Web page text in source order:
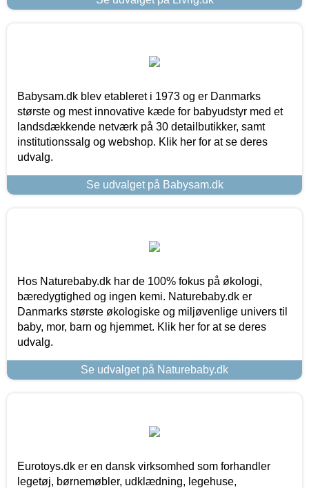
Babysam.dk blev etableret i 1973 og er Danmarks
største og mest innovative kæde for babyudstyr med et
landsdækkende netværk på 30 detailbutikker, samt
institutionssalg og webshop. Klik her for at se deres
udvalg.
Se udvalget på Babysam.dk
Hos Naturebaby.dk har de 100% fokus på økologi,
bæredygtighed og ingen kemi. Naturebaby.dk er
Danmarks største økologiske og miljøvenlige univers til
baby, mor, barn og hjemmet. Klik her for at se deres
udvalg.
Se udvalget på Naturebaby.dk
Eurotoys.dk er en dansk virksomhed som forhandler
legetøj, børnemøbler, udklædning, legehuse,